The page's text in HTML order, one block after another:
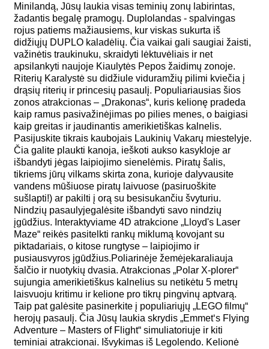
Minilandą, Jūsų laukia visas teminių zonų labirintas,
žadantis begalę pramogų. Duplolandas - spalvingas
rojus patiems mažiausiems, kur viskas sukurta iš
didžiųjų DUPLO kaladėlių. Čia vaikai gali saugiai žaisti,
važinėtis traukinuku, skraidyti lėktuvėliais ir net
apsilankyti naujoje Kiaulytės Pepos žaidimų zonoje.
Riterių Karalystė su didžiule viduramžių pilimi kviečia į
drąsių riterių ir princesių pasaulį. Populiariausias šios
zonos atrakcionas – „Drakonas“, kuris kelionę pradeda
kaip ramus pasivažinėjimas po pilies menes, o baigiasi
kaip greitas ir jaudinantis amerikietiškas kalnelis.
Pasijuskite tikrais kaubojais Laukinių Vakarų miestelyje.
Čia galite plaukti kanoja, ieškoti aukso kasykloje ar
išbandyti jėgas laipiojimo sienelėmis. Piratų šalis,
tikriems jūrų vilkams skirta zona, kurioje dalyvausite
vandens mūšiuose piratų laivuose (pasiruoškite
sušlapti!) ar pakilti į orą su besisukančiu švyturiu.
Nindzių pasaulyjegalėsite išbandyti savo nindzių
įgūdžius. Interaktyviame 4D atrakcione „Lloyd's Laser
Maze“ reikės pasitelkti rankų miklumą kovojant su
piktadariais, o kitose rungtyse – laipiojimo ir
pusiausvyros įgūdžius.Poliarinėje žemėjekaraliauja
šalčio ir nuotykių dvasia. Atrakcionas „Polar X-plorer“
sujungia amerikietiškus kalnelius su netikėtu 5 metrų
laisvuoju kritimu ir kelione pro tikrų pingvinų aptvarą.
Taip pat galėsite pasinerkite į populiariųjų „LEGO filmų“
herojų pasaulį. Čia Jūsų laukia skrydis „Emmet‘s Flying
Adventure – Masters of Flight“ simuliatoriuje ir kiti
teminiai atrakcionai. Išvykimas iš Legolendo. Kelionė